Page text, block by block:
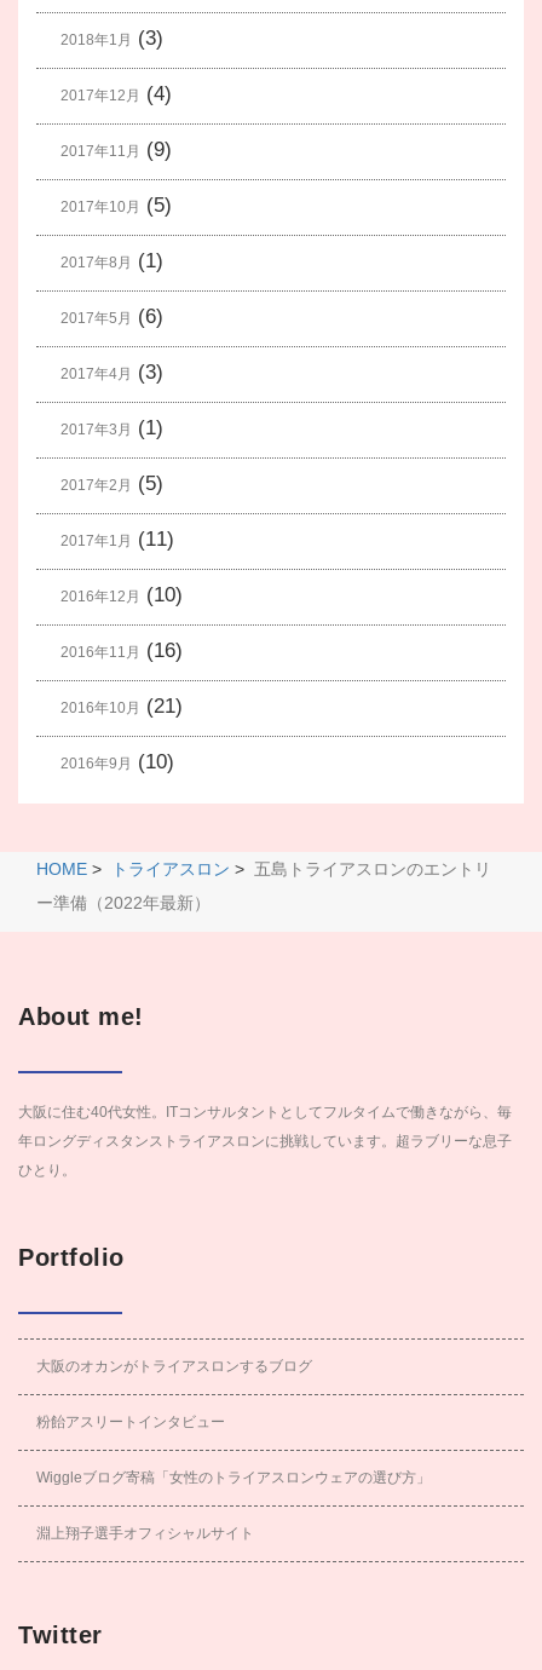
2018年1月 (3)
2017年12月 (4)
2017年11月 (9)
2017年10月 (5)
2017年8月 (1)
2017年5月 (6)
2017年4月 (3)
2017年3月 (1)
2017年2月 (5)
2017年1月 (11)
2016年12月 (10)
2016年11月 (16)
2016年10月 (21)
2016年9月 (10)
HOME > トライアスロン > 五島トライアスロンのエントリ
ー準備（2022年最新）
About me!
大阪に住む40代女性。ITコンサルタントとしてフルタイムで働きながら、毎
年ロングディスタンストライアスロンに挑戦しています。超ラブリーな息子
ひとり。
Portfolio
大阪のオカンがトライアスロンするブログ
粉飴アスリートインタビュー
Wiggleブログ寄稿「女性のトライアスロンウェアの選び方」
淵上翔子選手オフィシャルサイト
Twitter